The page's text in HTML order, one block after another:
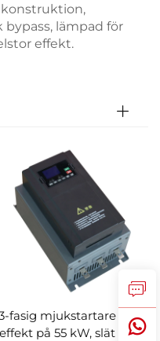
lämpad för
effekt.
fasig mjukstartare med
effekt på 55 kW, slät drift,